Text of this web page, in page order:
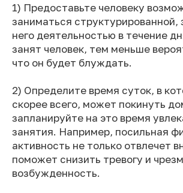
1) Предоставьте человеку
заниматься структурированной,
него деятельностью в течение
занят человек, тем меньше
что он будет блуждать.
2) Определите время суток, в
скорее всего, может покинуть
запланируйте на это время
занятия. Например, посильная
активность не только отвлечет
поможет снизить тревогу и
возбужденность.